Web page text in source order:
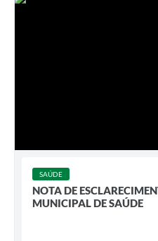
SAÚDE
NOTA DE
MUNICIPAL DE SAÚDE